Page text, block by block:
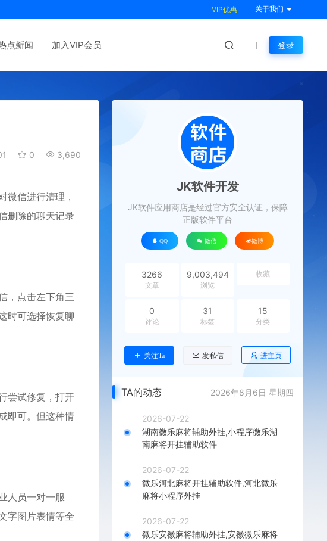
VIP优惠 关于我们
点新闻 加入VIP会员 登录
0 3,690
信进行清理，
删除的聊天记录
，点击左下角三
时可选择恢复聊
尝试修复，打开
即可。但这种情
人员一对一服
字图片表情等全
JK软件开发
JK软件应用商店是经过官方安全认证，保障
正版软件平台
QQ 微信 微博
3266
文章
9,003,494
浏览
收藏
0
评论
31
标签
15
分类
关注Ta 发私信 进主页
TA的动态 2026年8月6日 星期四
2026-07-22
湖南微乐麻将辅助外挂,小程序微乐湖
南麻将开挂辅助软件
2026-07-22
微乐河北麻将开挂辅助软件,河北微乐
麻将小程序外挂
2026-07-22
微乐安徽麻将辅助外挂,安徽微乐麻将